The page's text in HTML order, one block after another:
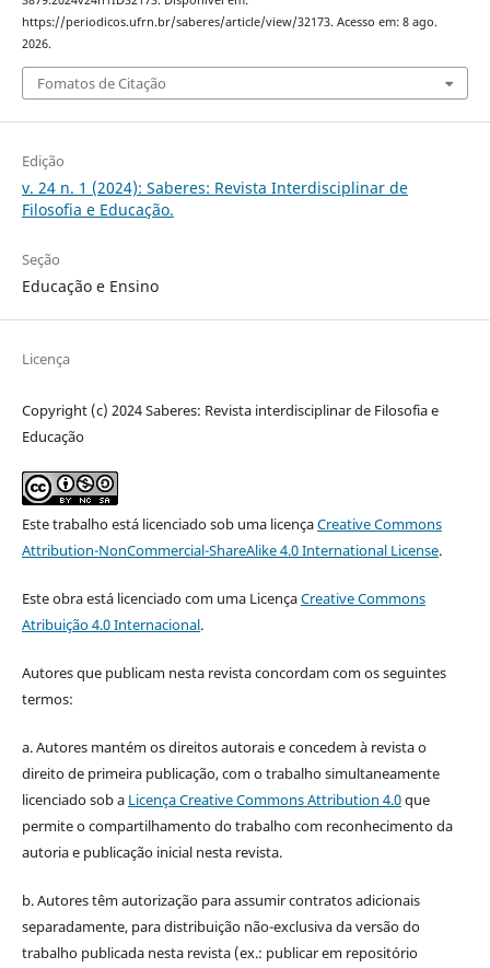
https://periodicos.ufrn.br/saberes/article/view/32173. Acesso em: 8 ago.
2026.
Fomatos de Citação
Edição
v. 24 n. 1 (2024): Saberes: Revista Interdisciplinar de
Filosofia e Educação.
Seção
Educação e Ensino
Licença
Copyright (c) 2024 Saberes: Revista interdisciplinar de Filosofia e
Educação
Este trabalho está licenciado sob uma licençaCreative Commons
Attribution-NonCommercial-ShareAlike 4.0 International License.
Este obra está licenciado com uma LicençaCreative Commons
Atribuição 4.0 Internacional.
Autores que publicam nesta revista concordam com os seguintes
termos:
a. Autores mantém os direitos autorais e concedem à revista o
direito de primeira publicação, com o trabalho simultaneamente
licenciado sob a Licença Creative Commons Attribution 4.0que
permite o compartilhamento do trabalho com reconhecimento da
autoria e publicação inicial nesta revista.
b. Autores têm autorização para assumir contratos adicionais
separadamente, para distribuição não-exclusiva da versão do
trabalho publicada nesta revista (ex.: publicar em repositório